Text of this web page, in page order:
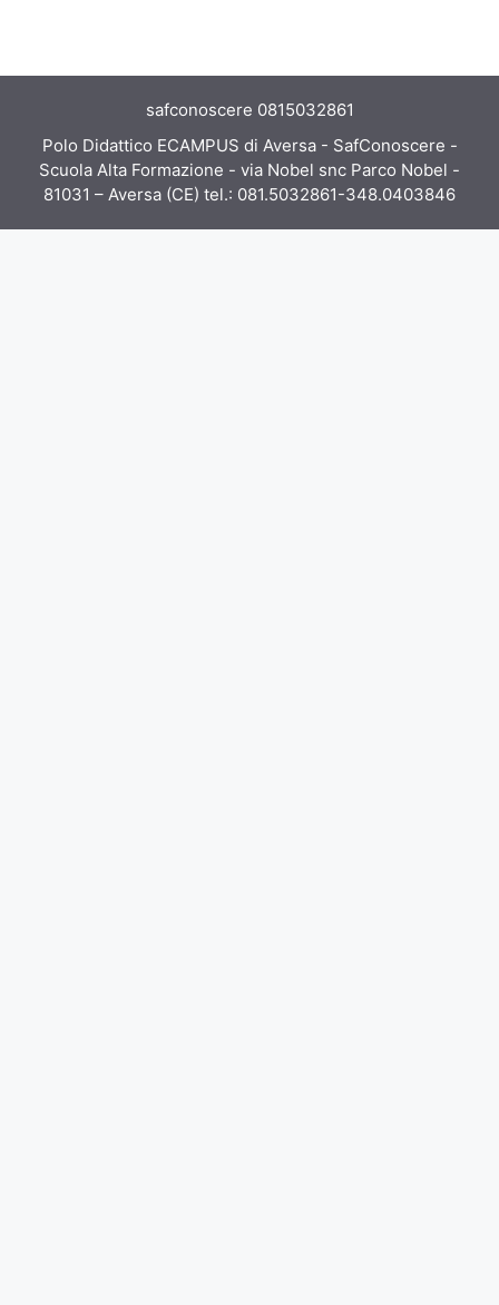
safconoscere 0815032861
Polo Didattico ECAMPUS di Aversa - SafConoscere -
Scuola Alta Formazione - via Nobel snc Parco Nobel -
81031 – Aversa (CE) tel.: 081.5032861-348.0403846